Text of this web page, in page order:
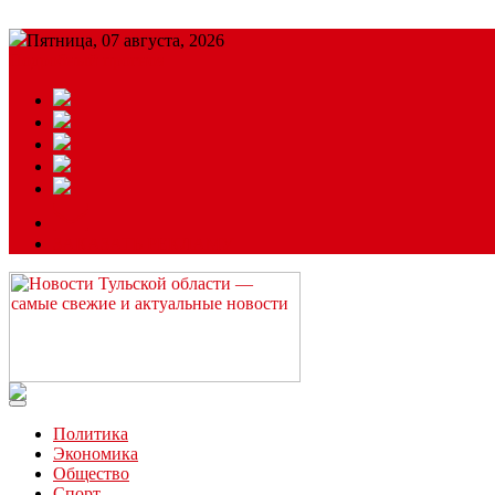
Пятница, 07 августа, 2026
Читайте последние новости дня в Тульской области на сайте
Политика
Экономика
Общество